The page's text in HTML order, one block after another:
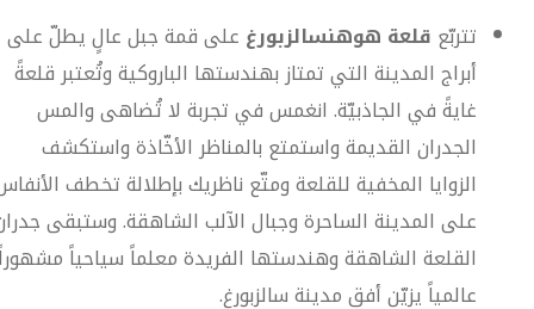
تتربّع قلعة هوهنسالزبورغ على قمة جبل عالٍ يطلّ على
أبراج المدينة التي تمتاز بهندستها الباروكية وتُعتبر قلعةً
غايةً في الجاذبيّة. انغمس في تجربة لا تُضاهى والمس
الجدران القديمة واستمتع بالمناظر الأخّاذة واستكشف
الزوايا المخفية للقلعة ومتّع ناظريك بإطلالة تخطف
على المدينة الساحرة وجبال الآلب الشاهقة. وستبقى
القلعة الشاهقة وهندستها الفريدة معلماً سياحياً
عالمياً يزيّن أفق مدينة سالزبورغ.